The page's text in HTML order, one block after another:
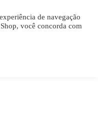
de navegação
você concorda com